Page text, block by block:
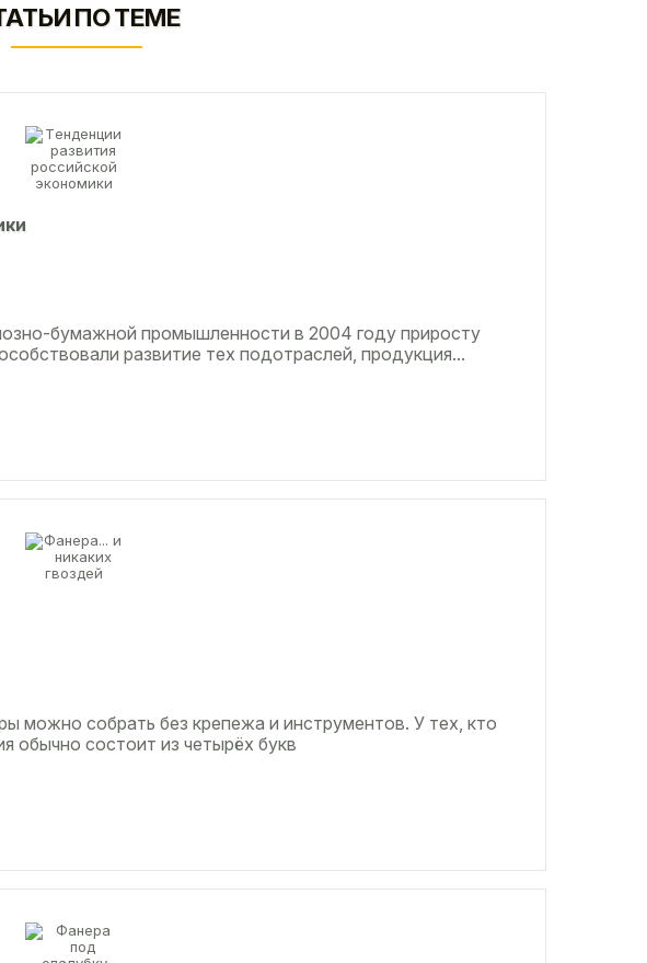
ПО ТЕМЕ
бумажной промышленности в 2004 году приросту
развитие тех подотраслей, продукция...
можно собрать без крепежа и инструментов. У тех, кто
обычно состоит из четырёх букв